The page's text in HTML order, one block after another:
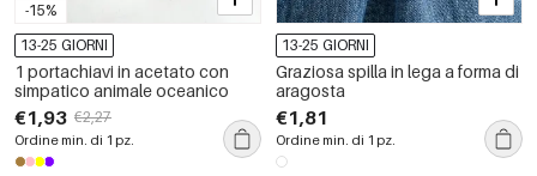
-15%
13-25 GIORNI
1 portachiavi in acetato con
simpatico animale oceanico
€1,93 €2,27
Ordine min. di 1 pz.
13-25 GIORNI
Graziosa spilla in lega a forma di
aragosta
€1,81
Ordine min. di 1 pz.